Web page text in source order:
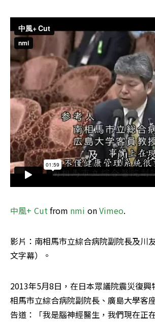
中風+ Cut from nmi on Vimeo.
影片：南相馬市立綜合病院副院長及川
文字幕）。
2013年5月8日，在日本眾議院震災復
相馬市立綜合病院副院長、廣島大學客
告道：「我是腦神經醫生，我們現在正